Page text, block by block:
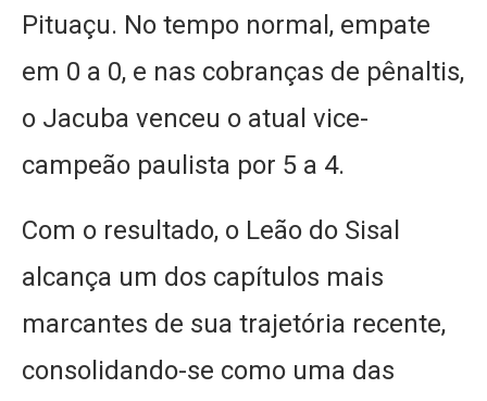
Pituaçu. No tempo normal, empate
em 0 a 0, e nas cobranças de pênaltis,
o Jacuba venceu o atual vice-
campeão paulista por 5 a 4.
Com o resultado, o Leão do Sisal
alcança um dos capítulos mais
marcantes de sua trajetória recente,
consolidando-se como uma das